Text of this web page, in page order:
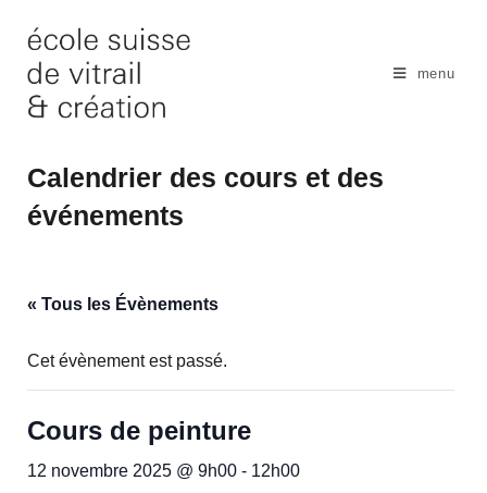
content
menu
Calendrier des cours et des
événements
« Tous les Évènements
Cet évènement est passé.
Cours de peinture
12 novembre 2025 @ 9h00 - 12h00